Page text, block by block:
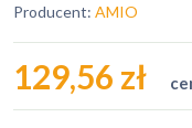
Producent: AMIO
129,56 zł